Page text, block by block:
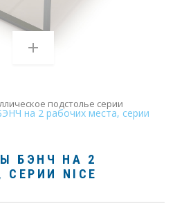
подстолье серии
на 2 рабочих места, серии
БЭНЧ НА 2
СЕРИИ NICE